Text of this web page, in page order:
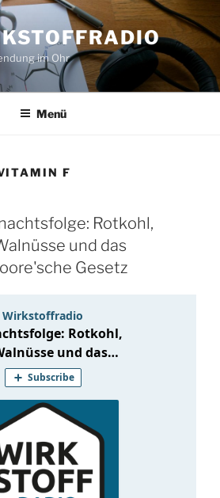
im Ohr
Menü
F
Rotkohl,
und das
Gesetz